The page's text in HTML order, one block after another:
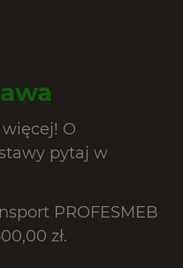
O
pytaj w
PROFESMEB
zł.